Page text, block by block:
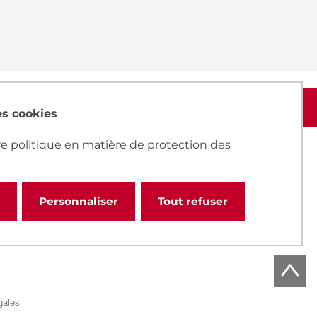
cookies
politique en matière de protection des
Tout refuser
Personnaliser